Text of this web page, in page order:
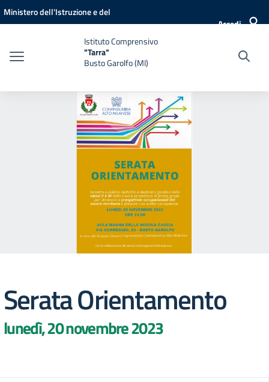
Vai ai contenuti
Vai al menu di navigazione
Vai al footer
Ministero dell'Istruzione e del
Accedi
Istituto Comprensivo
"Tarra"
Busto Garolfo (MI)
Serata Orientamento
lunedì, 20 novembre 2023